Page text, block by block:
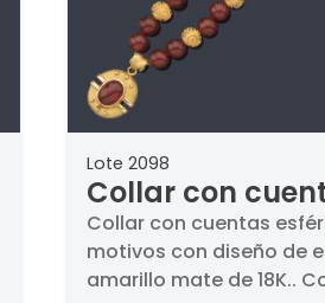
Lote 2098
Collar con
de cornalina y
diseño de
amarillo mate
Collar con cuentas
motivos con diseño de
amarillo mate de 18K..